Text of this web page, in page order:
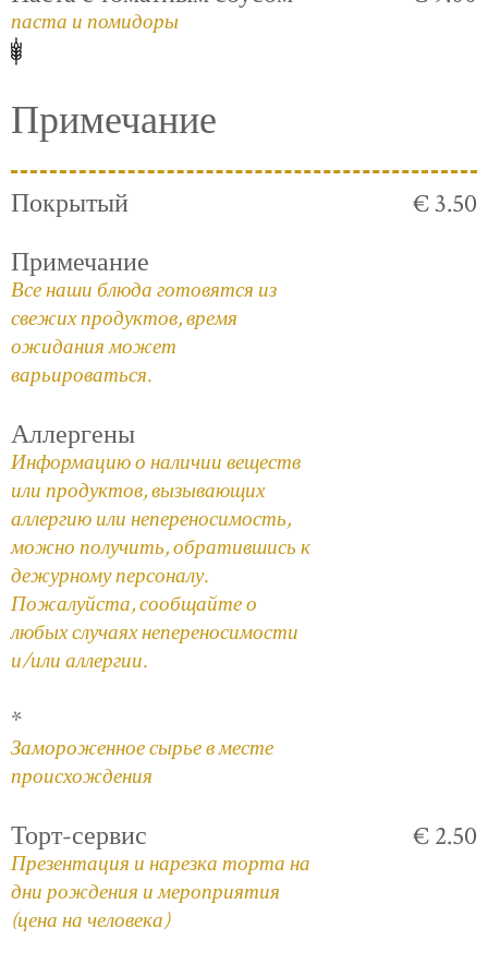
паста и помидоры
Примечание
Покрытый
€ 3.50
Примечание
Все наши блюда готовятся из
свежих продуктов, время
ожидания может
варьироваться.
Аллергены
Информацию о наличии веществ
или продуктов, вызывающих
аллергию или непереносимость,
можно получить, обратившись к
дежурному персоналу.
Пожалуйста, сообщайте о
любых случаях непереносимости
и/или аллергии.
*
Замороженное сырье в месте
происхождения
Торт-сервис
Презентация и нарезка торта на
дни рождения и мероприятия
(цена на человека)
€ 2.50